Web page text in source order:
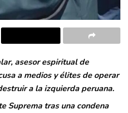
asesor espiritual de
a medios y élites de operar
a la izquierda peruana.
Suprema tras una condena